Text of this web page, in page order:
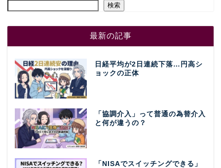
検索
最新の記事
日経平均が2日連続下落…円高シ
ョックの正体
「協調介入」って普通の為替介入
と何が違うの？
「NISAでスイッチングできる」